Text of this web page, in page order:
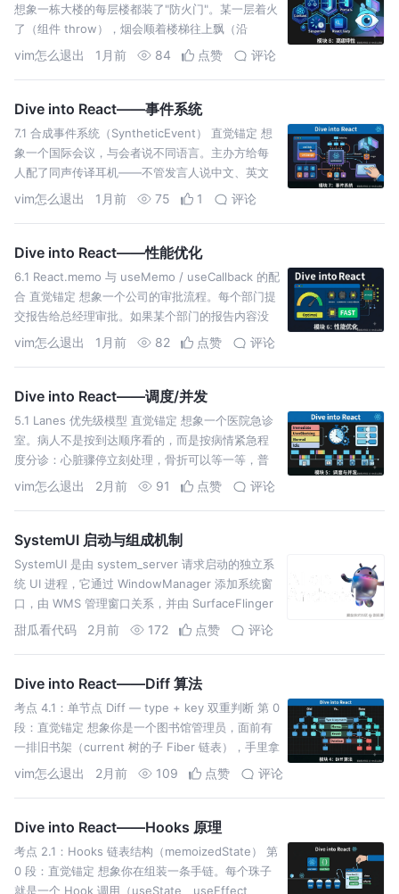
想象一栋大楼的每层楼都装了"防火门"。某一层着火
了（组件 throw），烟会顺着楼梯往上飘（沿
return 链冒泡）。遇到第一
vim怎么退出 1月前 84 点赞 评论
Dive into React——事件系统
7.1 合成事件系统（SyntheticEvent） 直觉锚定 想
象一个国际会议，与会者说不同语言。主办方给每
人配了同声传译耳机——不管发言人说中文、英文
还是日文，你听到的都是统一语言。 React
vim怎么退出 1月前 75 1 评论
Dive into React——性能优化
6.1 React.memo 与 useMemo / useCallback 的配
合 直觉锚定 想象一个公司的审批流程。每个部门提
交报告给总经理审批。如果某个部门的报告内容没
有任何变化，聪明的做法是直
vim怎么退出 1月前 82 点赞 评论
Dive into React——调度/并发
5.1 Lanes 优先级模型 直觉锚定 想象一个医院急诊
室。病人不是按到达顺序看的，而是按病情紧急程
度分诊：心脏骤停立刻处理，骨折可以等一等，普
通感冒排最后。但还有一个关键问题——一个医生
vim怎么退出 2月前 91 点赞 评论
SystemUI 启动与组成机制
SystemUI 是由 system_server 请求启动的独立系
统 UI 进程，它通过 WindowManager 添加系统窗
口，由 WMS 管理窗口关系，并由 SurfaceFlinger
完成
甜瓜看代码 2月前 172 点赞 评论
Dive into React——Diff 算法
考点 4.1：单节点 Diff — type + key 双重判断 第 0
段：直觉锚定 想象你是一个图书馆管理员，面前有
一排旧书架（current 树的子 Fiber 链表），手里拿
着一张新的书单（
vim怎么退出 2月前 109 点赞 评论
Dive into React——Hooks 原理
考点 2.1：Hooks 链表结构（memoizedState） 第
0 段：直觉锚定 想象你在组装一条手链。每个珠子
就是一个 Hook 调用（useState、useEffect、